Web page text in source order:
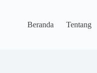
Beranda Tentang